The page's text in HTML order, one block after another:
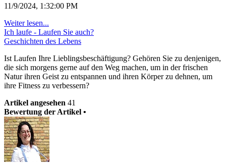
11/9/2024, 1:32:00 PM
Weiter lesen...
Ich laufe - Laufen Sie auch?
Geschichten des Lebens
Ist Laufen Ihre Lieblingsbeschäftigung? Gehören Sie zu denjenigen,
die sich morgens gerne auf den Weg machen, um in der frischen
Natur ihren Geist zu entspannen und ihren Körper zu dehnen, um
ihre Fitness zu verbessern?
Artikel angesehen 41
Bewertung der Artikel •